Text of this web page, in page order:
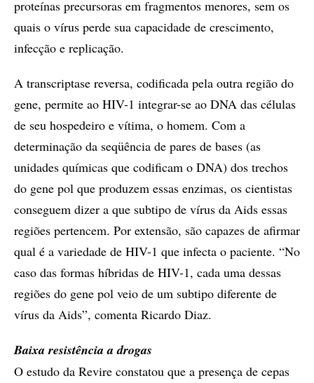
proteínas precursoras em fragmentos menores, sem os
quais o vírus perde sua capacidade de crescimento,
infecção e replicação.
A transcriptase reversa, codificada pela outra região do
gene, permite ao HIV-1 integrar-se ao DNA das células
de seu hospedeiro e vítima, o homem. Com a
determinação da seqüência de pares de bases (as
unidades químicas que codificam o DNA) dos trechos
do gene pol que produzem essas enzimas, os cientistas
conseguem dizer a que subtipo de vírus da Aids essas
regiões pertencem. Por extensão, são capazes de afirmar
qual é a variedade de HIV-1 que infecta o paciente. “No
caso das formas híbridas de HIV-1, cada uma dessas
regiões do gene pol veio de um subtipo diferente de
vírus da Aids”, comenta Ricardo Diaz.
Baixa resistência a drogas
O estudo da Revire constatou que a presença de cepas